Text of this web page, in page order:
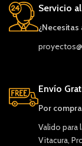
Servicio
¿Necesitas
Envío
Por
Valido para
Vitacura,